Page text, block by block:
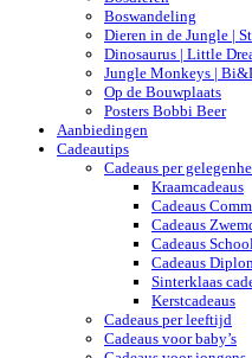
Boswandeling
Dieren in de Jungle |
Dinosaurus | Little
Jungle Monkeys |
Op de Bouwplaats
Posters Bobbi Beer
Aanbiedingen
Cadeautips
Cadeaus per
Kraamcadeaus
Cadeaus
Cadeaus
Cadeaus
Cadeaus
Sinterklaas
Kerstcadeaus
Cadeaus per leeftijd
Cadeaus voor baby’s